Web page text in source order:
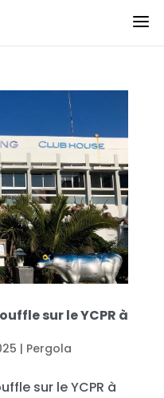
sur le YCPR à
| Pergola
sur le YCPR à